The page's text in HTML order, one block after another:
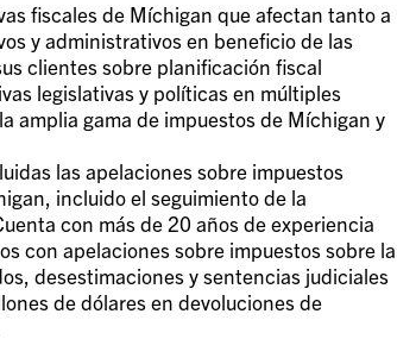
fiscales de Míchigan que afectan tanto a
y administrativos en beneficio de las
clientes sobre planificación fiscal
legislativas y políticas en múltiples
amplia gama de impuestos de Míchigan y
las apelaciones sobre impuestos
incluido el seguimiento de la
con más de 20 años de experiencia
con apelaciones sobre impuestos sobre la
desestimaciones y sentencias judiciales
de dólares en devoluciones de